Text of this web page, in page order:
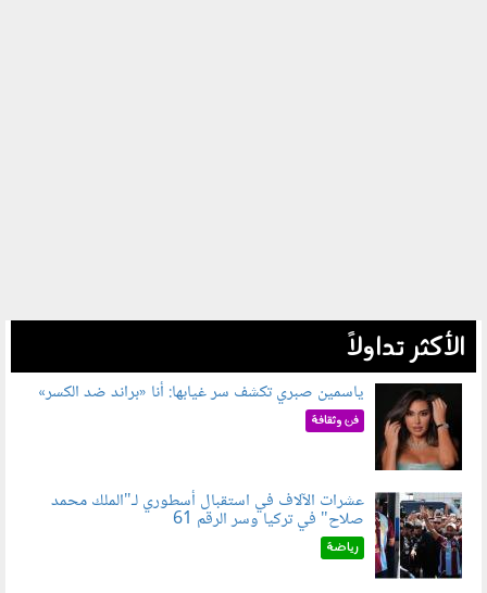
الأكثر تداولاً
050802.jpg
ياسمين صبري تكشف سر غيابها: أنا «براند ضد الكسر»
فن وثقافة
050803.jpg
عشرات الآلاف في استقبال أسطوري لـ"الملك محمد
صلاح" في تركيا وسر الرقم 61
رياضة